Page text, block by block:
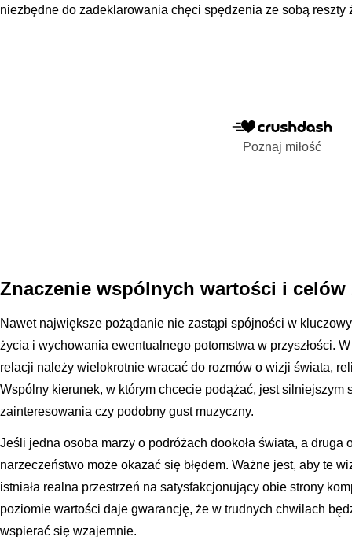
niezbędne do zadeklarowania chęci spędzenia ze sobą reszty
Poznaj miłość
Znaczenie wspólnych wartości i
Nawet największe pożądanie nie zastąpi spójności w
życia i wychowania ewentualnego potomstwa w przyszłości.
relacji należy wielokrotnie wracać do rozmów o wizji świata,
Wspólny kierunek, w którym chcecie podążać, jest
zainteresowania czy podobny gust muzyczny.
Jeśli jedna osoba marzy o podróżach dookoła świata, a druga
narzeczeństwo może okazać się błędem. Ważne jest, aby te
istniała realna przestrzeń na satysfakcjonujący obie strony
poziomie wartości daje gwarancję, że w trudnych chwilach
wspierać się wzajemnie.